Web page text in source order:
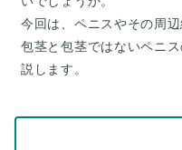
今回は、ペニスやその周
包茎と包茎ではないペニ